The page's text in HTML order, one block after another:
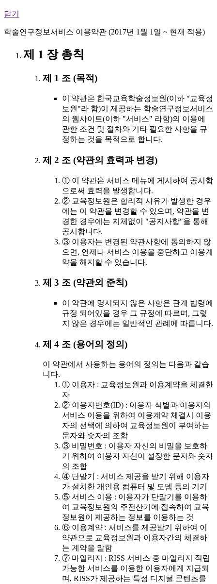
닫기
학술연구정보서비스 이용약관 (2017년 1월 1일 ~ 현재 적용)
제 1 장 총칙
제 1 조 (목적)
이 약관은 한국교육학술정보원(이하 "교육정
보원"라 함)이 제공하는 학술연구정보서비스
의 웹사이트(이하 "서비스" 라함)의 이용에
관한 조건 및 절차와 기타 필요한 사항을 규
정하는 것을 목적으로 합니다.
제 2 조 (약관의 효력과 변경)
① 이 약관은 서비스 메뉴에 게시하여 공시함
으로써 효력을 발생합니다.
② 교육정보원은 합리적 사유가 발생한 경우
에는 이 약관을 변경할 수 있으며, 약관을 변
경한 경우에는 지체없이 "공지사항"을 통해
공시합니다.
③ 이용자는 변경된 약관사항에 동의하지 않
으면, 언제나 서비스 이용을 중단하고 이용계
약을 해지할 수 있습니다.
제 3 조 (약관외 준칙)
이 약관에 명시되지 않은 사항은 관계 법령에
규정 되어있을 경우 그 규정에 따르며, 그렇
지 않은 경우에는 일반적인 관례에 따릅니다.
제 4 조 (용어의 정의)
이 약관에서 사용하는 용어의 정의는 다음과 같습
니다.
① 이용자 : 교육정보원과 이용계약을 체결한
자
② 이용자번호(ID) : 이용자 식별과 이용자의
서비스 이용을 위하여 이용계약 체결시 이용
자의 선택에 의하여 교육정보원이 부여하는
문자와 숫자의 조합
③ 비밀번호 : 이용자 자신의 비밀을 보호하
기 위하여 이용자 자신이 설정한 문자와 숫자
의 조합
④ 단말기 : 서비스 제공을 받기 위해 이용자
가 설치한 개인용 컴퓨터 및 모뎀 등의 기기
⑤ 서비스 이용 : 이용자가 단말기를 이용하
여 교육정보원의 주전산기에 접속하여 교육
정보원이 제공하는 정보를 이용하는 것
⑥ 이용계약 : 서비스를 제공받기 위하여 이
약관으로 교육정보원과 이용자간의 체결하
는 계약을 말함
⑦ 마일리지 : RISS 서비스 중 마일리지 적립
가능한 서비스를 이용한 이용자에게 지급되
며, RISS가 제공하는 특정 디지털 콘텐츠를